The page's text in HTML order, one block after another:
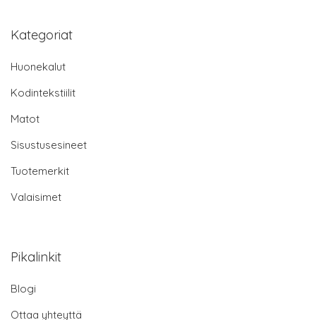
Kategoriat
Huonekalut
Kodintekstiilit
Matot
Sisustusesineet
Tuotemerkit
Valaisimet
Pikalinkit
Blogi
Ottaa yhteyttä